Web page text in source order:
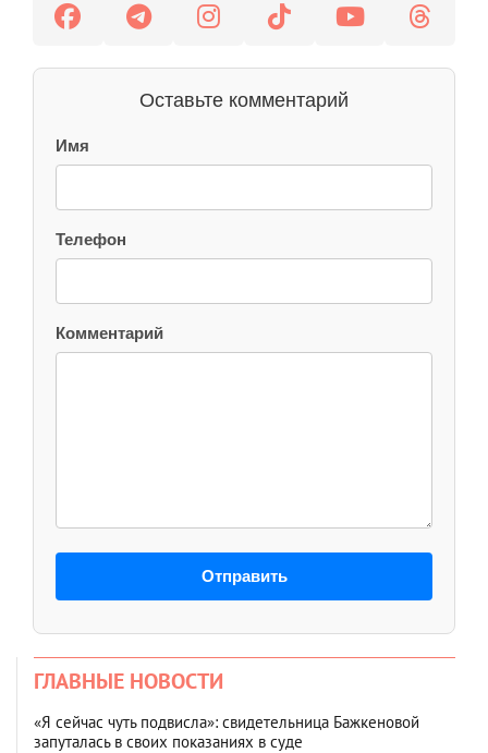
Оставьте комментарий
Имя
Телефон
Комментарий
Отправить
ГЛАВНЫЕ НОВОСТИ
«Я сейчас чуть подвисла»: свидетельница Бажкеновой
запуталась в своих показаниях в суде